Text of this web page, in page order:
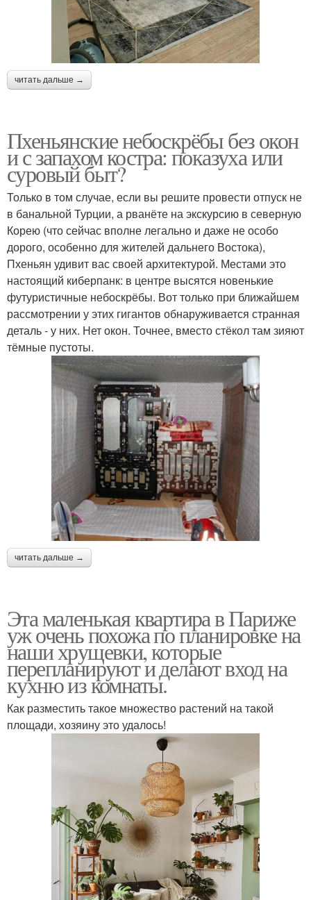
читать дальше →
Пхеньянские небоскрёбы без окон
и с запахом костра: показуха или
суровый быт?
Только в том случае, если вы решите провести отпуск не
в банальной Турции, а рванёте на экскурсию в северную
Корею (что сейчас вполне легально и даже не особо
дорого, особенно для жителей дальнего Востока),
Пхеньян удивит вас своей архитектурой. Местами это
настоящий киберпанк: в центре высятся новенькие
футуристичные небоскрёбы. Вот только при ближайшем
рассмотрении у этих гигантов обнаруживается странная
деталь - у них. Нет окон. Точнее, вместо стёкол там зияют
тёмные пустоты.
читать дальше →
Эта маленькая квартира в Париже
уж очень похожа по планировке на
наши хрущевки, которые
перепланируют и делают вход на
кухню из комнаты.
Как разместить такое множество растений на такой
площади, хозяину это удалось!